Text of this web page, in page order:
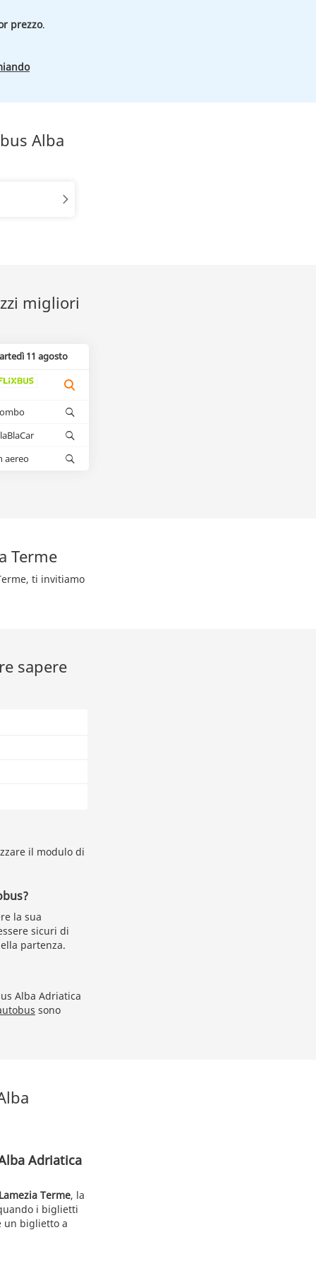
prezzo.
Alba
migliori
11 agosto
aereo
Terme
ti invitiamo
sapere
il modulo di
la sua
sicuri di
partenza.
Alba Adriatica
sono
Adriatica
Terme, la
i biglietti
un biglietto a